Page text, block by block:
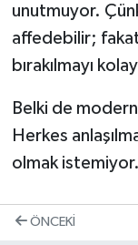
unutmuyor.
affedebilir; fakat
bırakılmayı
Belki de
Herkes
olmak istemiyor.
ÖNCEKI